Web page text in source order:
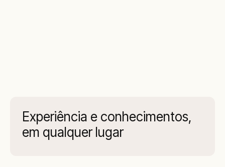
Experiência e conhecimentos,
em qualquer lugar